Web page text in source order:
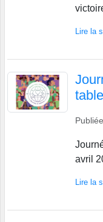
Lire la
table
avril
Lire la